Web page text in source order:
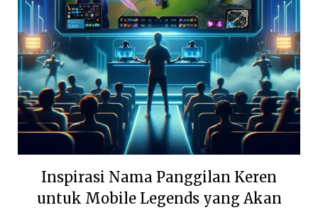
Inspirasi Nama Panggilan Keren
untuk Mobile Legends yang Akan